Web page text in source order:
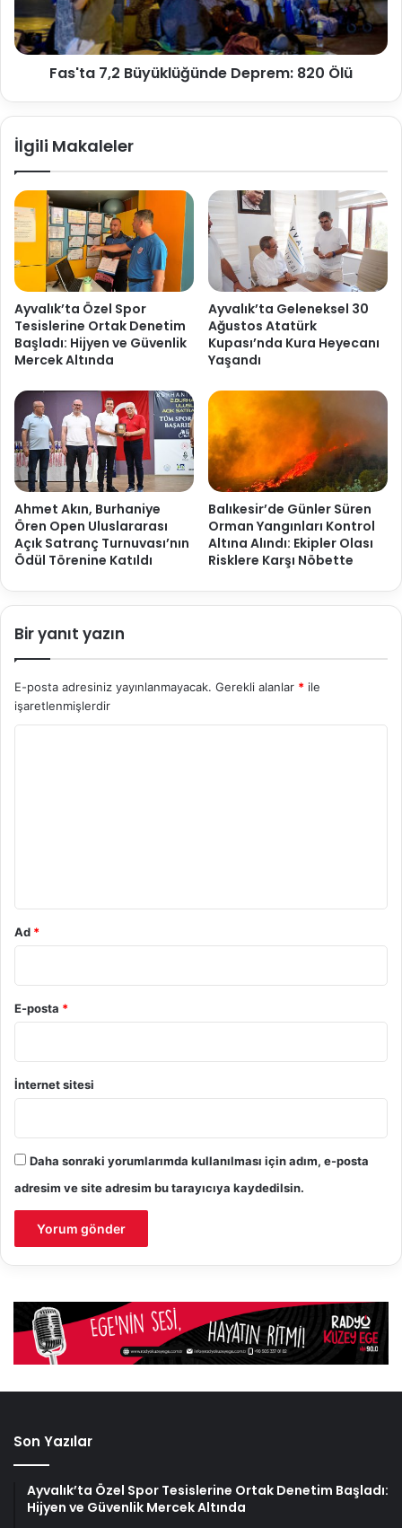
Fas'ta 7,2 Büyüklüğünde Deprem: 820 Ölü
İlgili Makaleler
Ayvalık’ta Özel Spor
Tesislerine Ortak Denetim
Başladı: Hijyen ve Güvenlik
Mercek Altında
Ayvalık’ta Geleneksel 30
Ağustos Atatürk
Kupası’nda Kura Heyecanı
Yaşandı
Ahmet Akın, Burhaniye
Ören Open Uluslararası
Açık Satranç Turnuvası’nın
Ödül Törenine Katıldı
Balıkesir’de Günler Süren
Orman Yangınları Kontrol
Altına Alındı: Ekipler Olası
Risklere Karşı Nöbette
Bir yanıt yazın
E-posta adresiniz yayınlanmayacak. Gerekli alanlar * ile
işaretlenmişlerdir
Ad *
E-posta *
İnternet sitesi
Daha sonraki yorumlarımda kullanılması için adım, e-posta
adresim ve site adresim bu tarayıcıya kaydedilsin.
Son Yazılar
Ayvalık’ta Özel Spor Tesislerine Ortak Denetim Başladı:
Hijyen ve Güvenlik Mercek Altında